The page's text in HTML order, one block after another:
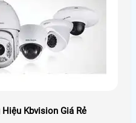
Kbvision Giá Rẻ